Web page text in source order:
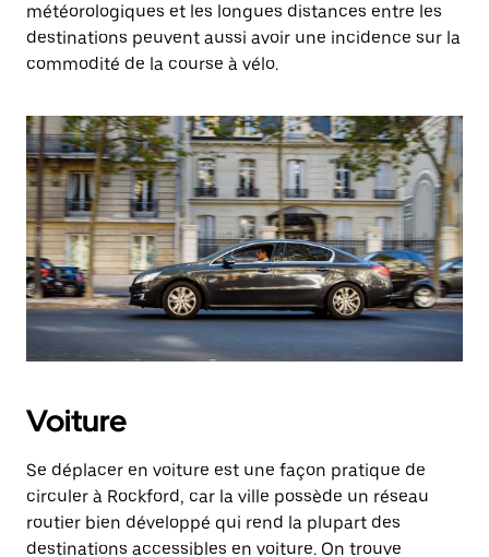
météorologiques et les longues distances entre les
destinations peuvent aussi avoir une incidence sur la
commodité de la course à vélo.
Voiture
Se déplacer en voiture est une façon pratique de
circuler à Rockford, car la ville possède un réseau
routier bien développé qui rend la plupart des
destinations accessibles en voiture. On trouve